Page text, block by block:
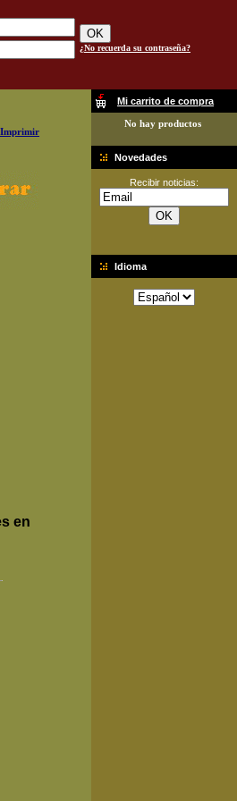
¿No recuerda su contraseña?
Imprimir
en
Mi carrito de compra
No hay productos
Novedades
Recibir noticias:
Idioma